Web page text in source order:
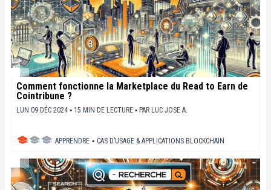
Comment fonctionne la Marketplace du Read to Earn de
Cointribune ?
LUN 09 DÉC 2024 ▪ 15 MIN DE LECTURE ▪ PAR LUC JOSE A.
APPRENDRE ▪ CAS D’USAGE & APPLICATIONS BLOCKCHAIN